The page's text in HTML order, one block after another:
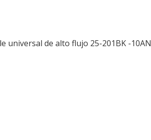
universal de alto flujo 25-201BK -10AN